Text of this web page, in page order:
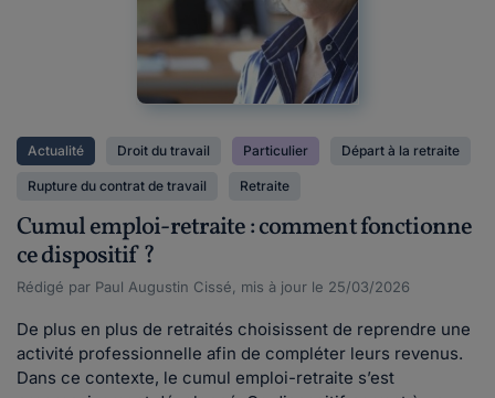
Actualité Droit du travail Particulier Départ à la retraite
Rupture du contrat de travail Retraite
Cumul emploi-retraite : comment fonctionne
ce dispositif ?
Rédigé par Paul Augustin Cissé, mis à jour le 25/03/2026
De plus en plus de retraités choisissent de reprendre une
activité professionnelle afin de compléter leurs revenus.
Dans ce contexte, le cumul emploi-retraite s’est